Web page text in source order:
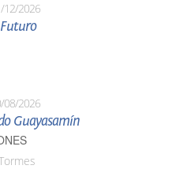
12/2026
08/2026
Guayasamín